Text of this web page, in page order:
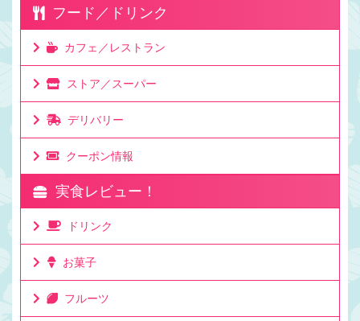
フード／ドリンク
カフェ／レストラン
ストア／スーパー
デリバリー
クーポン情報
実食レビュー！
ドリンク
お菓子
フルーツ